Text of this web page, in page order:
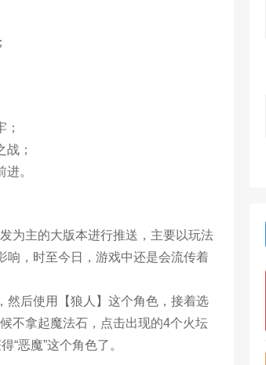
；
。
为主的大版本进行推送，主要以玩法
响，时至今日，游戏中还是会流传着
然后使用【狼人】这个角色，接着选
不拿起魔法石，点击出现的4个火坛
恶魔”这个角色了。